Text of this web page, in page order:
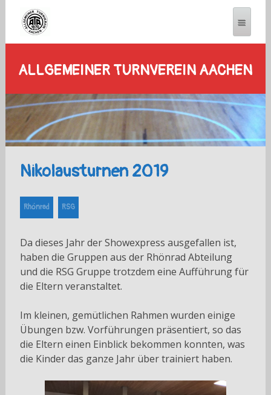
ALLGEMEINER TURNVEREIN AACHEN
Nikolausturnen 2019
Rhönrad RSG
Da dieses Jahr der Showexpress ausgefallen ist,
haben die Gruppen aus der Rhönrad Abteilung
und die RSG Gruppe trotzdem eine Aufführung für
die Eltern veranstaltet.
Im kleinen, gemütlichen Rahmen wurden einige
Übungen bzw. Vorführungen präsentiert, so das
die Eltern einen Einblick bekommen konnten, was
die Kinder das ganze Jahr über trainiert haben.